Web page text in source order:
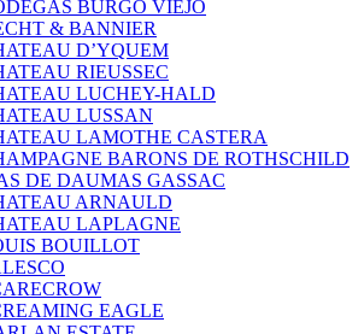
BURGO VIEJO
& BANNIER
D’YQUEM
RIEUSSEC
LUCHEY-HALD
LUSSAN
LAMOTHE CASTERA
BARONS DE ROTHSCHILD
DE DAUMAS GASSAC
ARNAULD
LAPLAGNE
BOUILLOT
EAGLE